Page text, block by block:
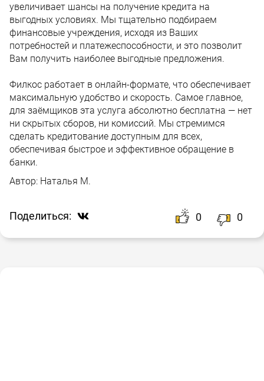
увеличивает шансы на получение кредита на
выгодных условиях. Мы тщательно подбираем
финансовые учреждения, исходя из Ваших
потребностей и платежеспособности, и это позволит
Вам получить наиболее выгодные предложения.
Филкос работает в онлайн-формате, что обеспечивает
максимальную удобство и скорость. Самое главное,
для заёмщиков эта услуга абсолютно бесплатна — нет
ни скрытых сборов, ни комиссий. Мы стремимся
сделать кредитование доступным для всех,
обеспечивая быстрое и эффективное обращение в
банки.
Автор: Наталья М.
Поделиться: 0 0